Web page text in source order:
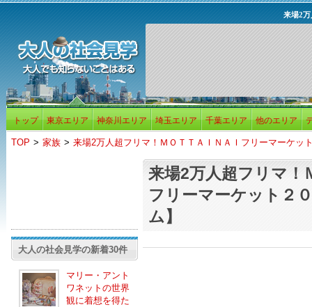
来場2
トップ 東京エリア 神奈川エリア 埼玉エリア 千葉エリア 他のエリア
TOP > 家族 > 来場2万人超フリマ！ＭＯＴＴＡＩＮＡＩフリーマーケッ
大人の社会見学の新着30件
マリー・アント
ワネットの世界
観に着想を得た
来場2万人超フリマ！
フリーマーケット２
ム】